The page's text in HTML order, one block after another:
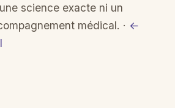
science exacte ni un
médical. · ←